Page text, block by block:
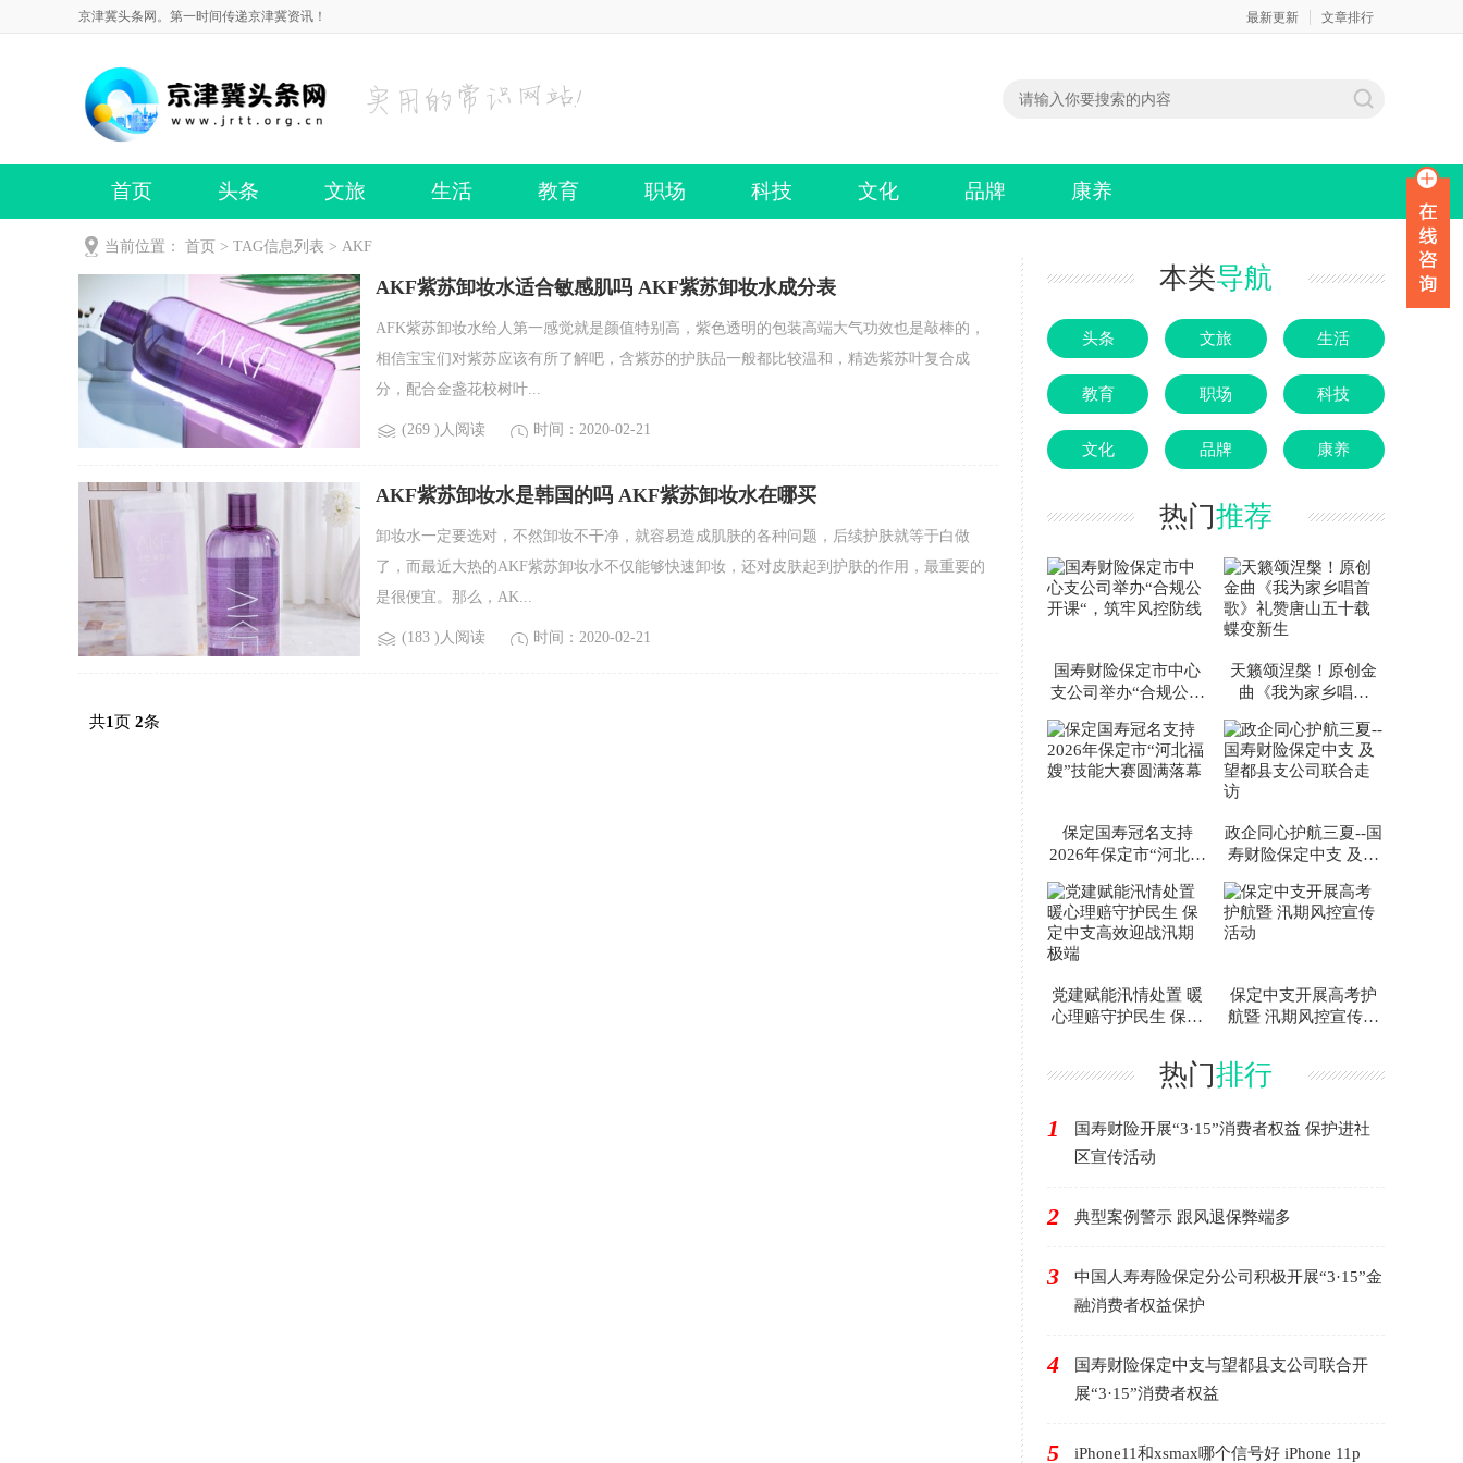
京津冀头条网。第一时间传递京津冀资讯！ 最新更新 文章排行
首页 头条 文旅 生活 教育 职场 科技 文化 品牌 康养
当前位置： 首页 > TAG信息列表 > AKF
AKF紫苏卸妆水适合敏感肌吗 AKF紫苏卸妆水成分表
AFK紫苏卸妆水给人第一感觉就是颜值特别高，紫色透明的包装高端大气功效也是敲棒的，
相信宝宝们对紫苏应该有所了解吧，含紫苏的护肤品一般都比较温和，精选紫苏叶复合成
分，配合金盏花校树叶...
(269 )人阅读 时间：2020-02-21
AKF紫苏卸妆水是韩国的吗 AKF紫苏卸妆水在哪买
卸妆水一定要选对，不然卸妆不干净，就容易造成肌肤的各种问题，后续护肤就等于白做
了，而最近大热的AKF紫苏卸妆水不仅能够快速卸妆，还对皮肤起到护肤的作用，最重要的
是很便宜。那么，AK...
(183 )人阅读 时间：2020-02-21
共1页 2条
本类导航
头条 文旅 生活
教育 职场 科技
文化 品牌 康养
热门推荐
国寿财险保定市中心
支公司举办“合规公开
天籁颂涅槃！原创金
曲《我为家乡唱首
蝶变新生
保定国寿冠名支持
2026年保定市“河北福
政企同心护航三夏--国
寿财险保定中支 及望
党建赋能汛情处置 暖
心理赔守护民生 保定
保定中支开展高考护
航暨 汛期风控宣传活
热门排行
1
国寿财险开展“3·15”消费者权益 保护进社
区宣传活动
2 典型案例警示 跟风退保弊端多
3
中国人寿寿险保定分公司积极开展“3·15”金
融消费者权益保护
4
国寿财险保定中支与望都县支公司联合开
展“3·15”消费者权益
5 iPhone11和xsmax哪个信号好 iPhone 11p